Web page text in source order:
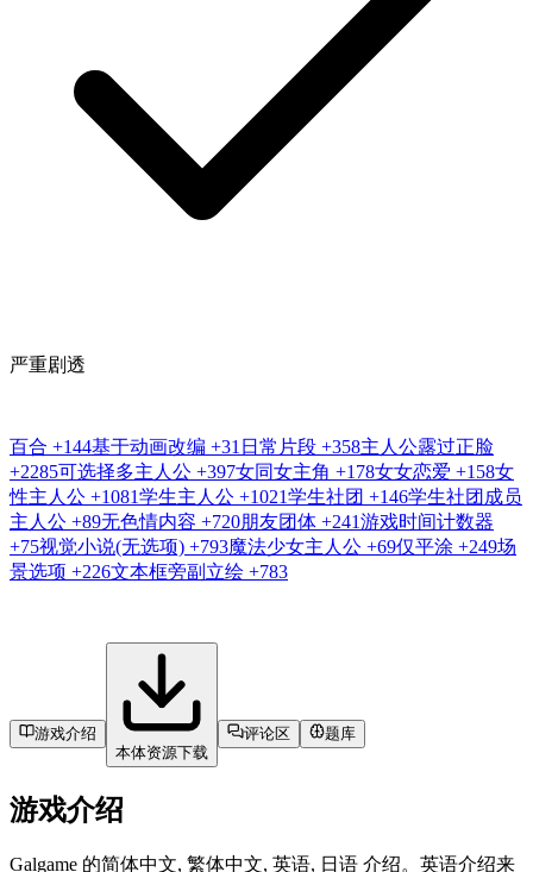
严重剧透
百合 +144基于动画改编 +31 日常片段 +358主人公露过正脸
+2285可选择多主人公 +397女同女主角 +178女女恋爱 +158女
性主人公 +1081学生主人公 +1021学生社团 +146学生社团成员
主人公 +89无色情内容 +720朋友团体 +241游戏时间计数器
+75视觉小说(无选项) +793魔法少女主人公 +69仅平涂 +249场
景选项 +226文本框旁副立绘 +783
游戏介绍
本体资源下载
评论区 题库
游戏介绍
Galgame 的简体中文, 繁体中文, 英语, 日语 介绍。英语介绍来